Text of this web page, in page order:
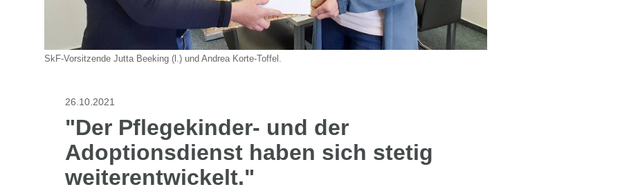
SkF-Vorsitzende Jutta Beeking (l.) und Andrea Korte-Toffel.
26.10.2021
"Der Pflegekinder- und der
Adoptionsdienst haben sich stetig
weiterentwickelt."